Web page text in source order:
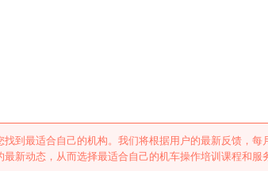
找到最适合自己的机构。我们将根据用户的最新反馈，
新动态，从而选择最适合自己的机车操作培训课程和服